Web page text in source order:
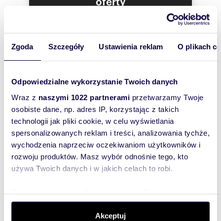
Zgoda Szczegóły Ustawienia reklam O plikach
Odpowiedzialne wykorzystanie Twoich danych
Wraz z naszymi 1022 partnerami przetwarzamy Twoje
osobiste dane, np. adres IP, korzystając z takich
technologii jak pliki cookie, w celu wyświetlania
spersonalizowanych reklam i treści, analizowania tychże,
wychodzenia naprzeciw oczekiwaniom użytkowników i
rozwoju produktów. Masz wybór odnośnie tego, kto
używa Twoich danych i w jakich celach to robi.
dane są przetwarzane oraz ustaw własne preferencje w
. W Deklaracji plików cookie możesz
Akceptuj
Szukam najtańszego